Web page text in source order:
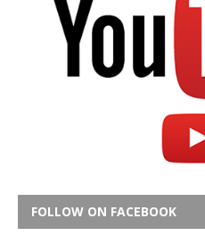
FOLLOW ON FACEBOOK